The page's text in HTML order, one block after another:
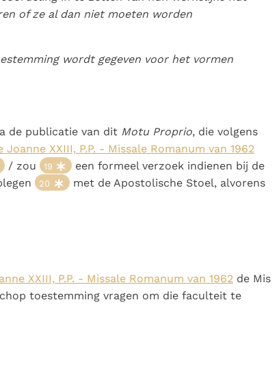
of ze al dan niet moeten worden
wordt gegeven voor het vormen
de publicatie van dit Motu Proprio, die volgens
XXIII, P.P. - Missale Romanum van 1962
/ zou 19
een formeel verzoek indienen bij de
20
met de Apostolische Stoel, alvorens
XXIII, P.P. - Missale Romanum van 1962de Mis
toestemming vragen om die faculteit te